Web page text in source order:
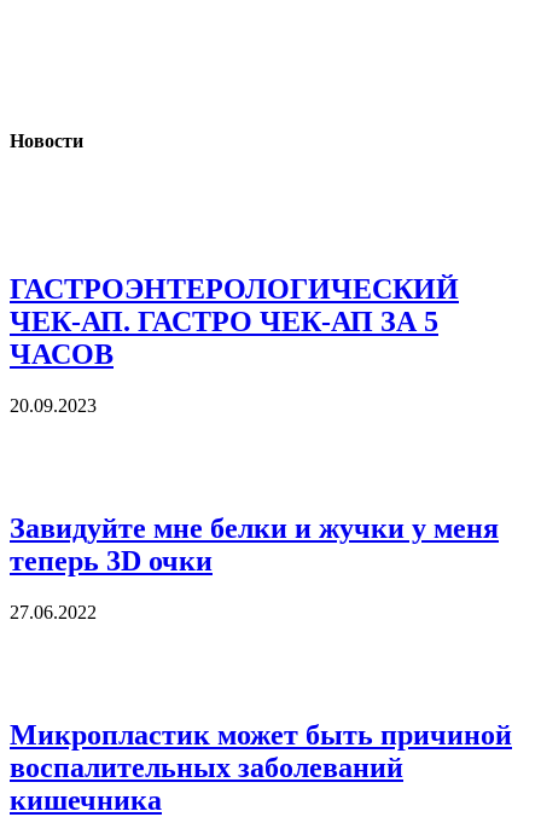
Новости
ГАСТРОЭНТЕРОЛОГИЧЕСКИЙ
ЧЕК-АП. ГАСТРО ЧЕК-АП ЗА 5
ЧАСОВ
20.09.2023
Завидуйте мне белки и жучки у меня
теперь 3D очки
27.06.2022
Микропластик может быть причиной
воспалительных заболеваний
кишечника